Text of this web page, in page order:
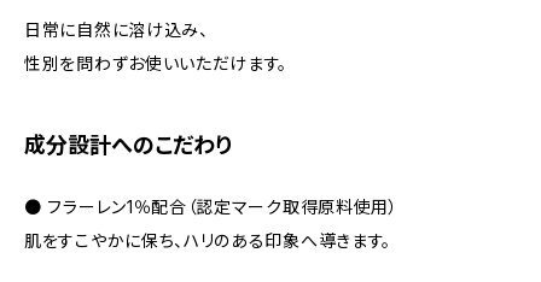
日常に自然に溶け込み、
性別を問わずお使いいただけます。
成分設計へのこだわり
● フラーレン1％配合（認定マーク取得原料使用）
肌をすこやかに保ち、ハリのある印象へ導きます。